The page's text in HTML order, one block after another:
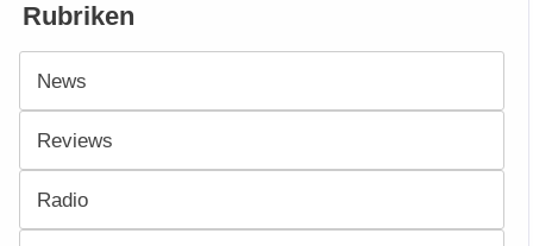
Rubriken
News
Reviews
Radio